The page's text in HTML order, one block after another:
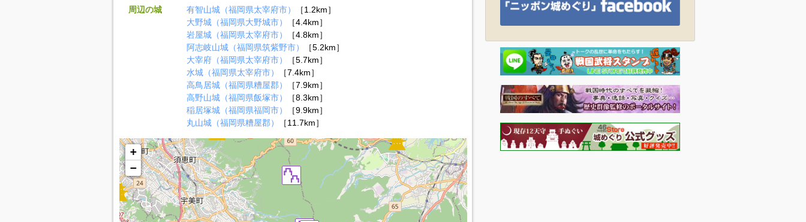
周辺の城
有智山城（福岡県太宰府市）
［1.2km］
大野城（福岡県大野城市）
［4.4km］
岩屋城（福岡県太宰府市）
［4.8km］
阿志岐山城（福岡県筑紫野市）
［5.2km］
大宰府（福岡県太宰府市）
［5.7km］
水城（福岡県太宰府市）
［7.4km］
高鳥居城（福岡県糟屋郡）
［7.9km］
高野山城（福岡県飯塚市）
［8.3km］
稲居塚城（福岡県福岡市）
［9.9km］
丸山城（福岡県糟屋郡）
［11.7km］
+
−